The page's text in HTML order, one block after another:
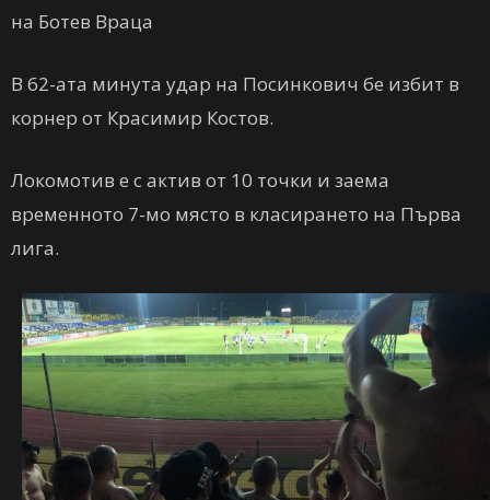
на Ботев Враца
В 62-ата минута удар на Посинкович бе избит в
корнер от Красимир Костов.
Локомотив е с актив от 10 точки и заема
временното 7-мо място в класирането на Първа
лига.